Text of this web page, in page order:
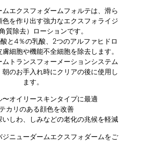
エクスフォダームフォルテは、滑ら
を作り出す強力なエクスフォライジ
質除去）ローションです。
と4％の乳酸、2つのアルファヒドロ
細胞や機能不全細胞を除去します。
トランスフォーメーションシステム
のお手入れ時にクリアの後に使用し
ます。
〜オイリースキンタイプに最適
テカリのある顔色を改善
いしわ、しみなどの老化の兆候を軽減
ニューダームエクスフォダームをご